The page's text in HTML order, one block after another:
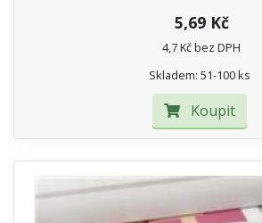
5,69 Kč
4,7 Kč bez DPH
Skladem: 51-100 ks
Koupit